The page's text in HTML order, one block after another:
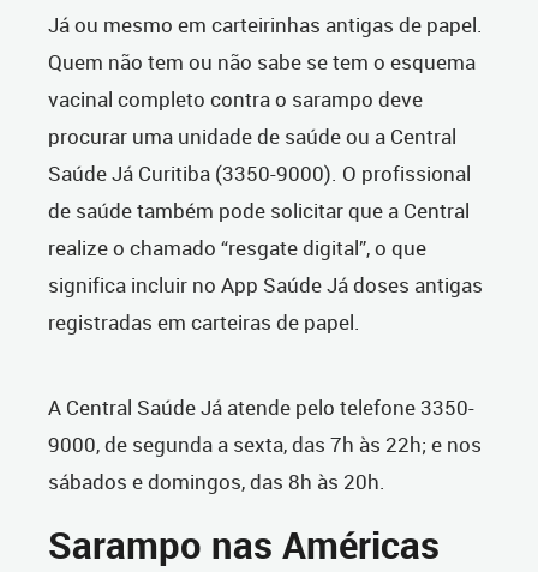
Já ou mesmo em carteirinhas antigas de papel.
Quem não tem ou não sabe se tem o esquema
vacinal completo contra o sarampo deve
procurar uma unidade de saúde ou a Central
Saúde Já Curitiba (3350-9000). O profissional
de saúde também pode solicitar que a Central
realize o chamado “resgate digital”, o que
significa incluir no App Saúde Já doses antigas
registradas em carteiras de papel.
A Central Saúde Já atende pelo telefone 3350-
9000, de segunda a sexta, das 7h às 22h; e nos
sábados e domingos, das 8h às 20h.
Sarampo nas Américas